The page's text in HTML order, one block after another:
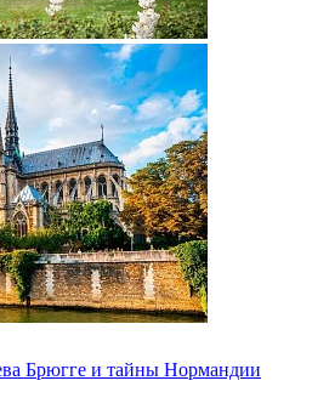
Брюгге и тайны Нормандии